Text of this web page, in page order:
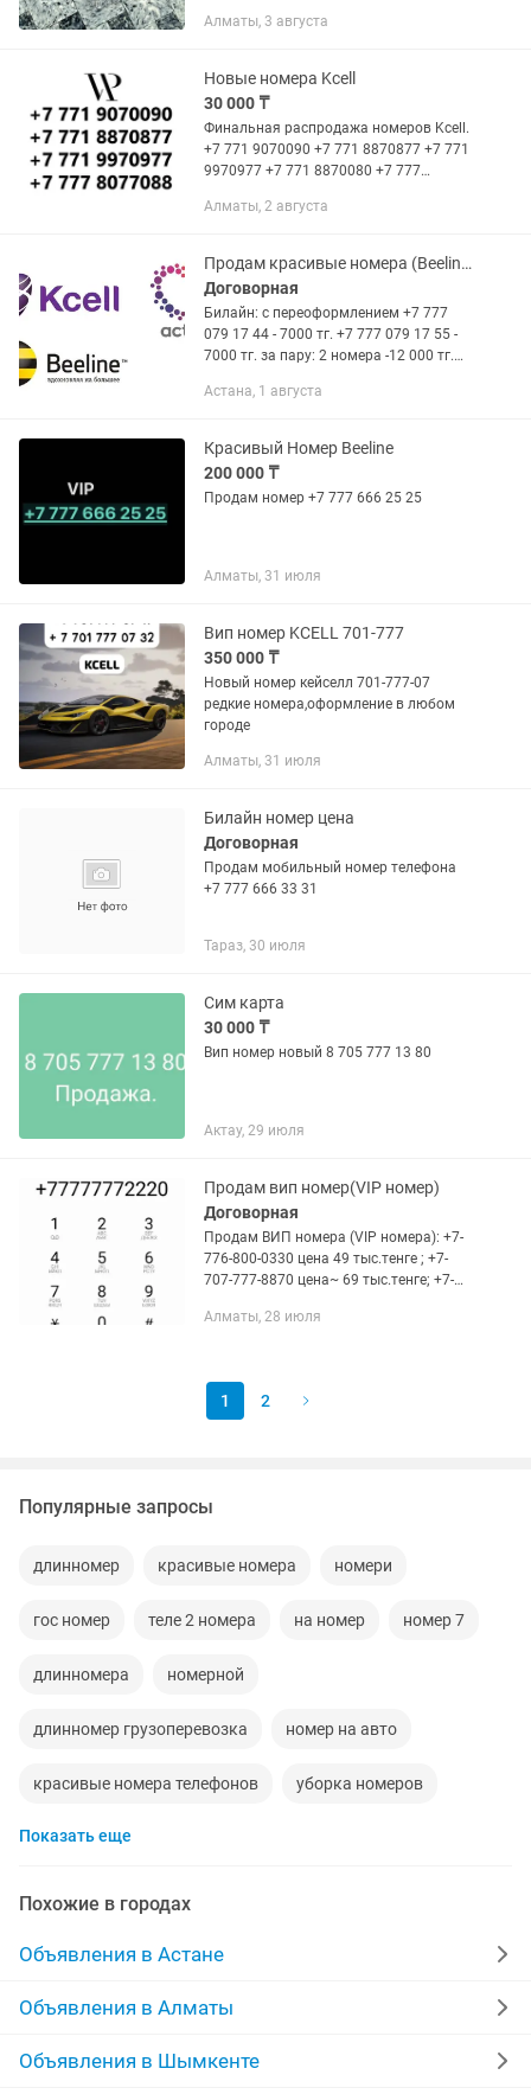
Вам ответим! Тротуарная плитка (3см)
Алматы, 3 августа
Новые номера Kcell
30 000 ₸
Финальная распродажа номеров Kcell.
+7 771 9070090 +7 771 8870877 +7 771
9970977 +7 771 8870080 +7 777
распродажа.
Алматы, 2 августа
Продам красивые номера (Beeline, Актив, и Izi ) С выгодными тарифами
Договорная
Билайн: с переоформлением +7 777
079 17 44 - 7000 тг. +7 777 079 17 55 -
7000 тг. за пару: 2 номера -12 000 тг.
"Promo" +7 771 772 7# 71 = 37 000 тг. В
Астана, 1 августа
Красивый Номер Beeline
200 000 ₸
Продам номер +7 777 666 25 25
Алматы, 31 июля
Вип номер KCELL 701-777
350 000 ₸
Новый номер кейселл 701-777-07
редкие номера,оформление в любом
городе
Алматы, 31 июля
Билайн номер цена
Договорная
Продам мобильный номер телефона
+7 777 666 33 31
Тараз, 30 июля
Сим карта
30 000 ₸
Вип номер новый 8 705 777 13 80
Актау, 29 июля
Продам вип номер(VIP номер)
Договорная
Продам ВИП номера (VIP номерa): +7-
776-800-0330 цена 49 тыс.тенге ; +7-
707-777-8870 цена~ 69 тыс.тенге; +7-
777-777-2220 цена~ 10000 USD$ с
Алматы, 28 июля
1 2
Популярные запросы
длинномер красивые номера номери
гос номер теле 2 номера на номер номер 7
длинномера номерной
длинномер грузоперевозка номер на авто
красивые номера телефонов уборка номеров
длинномер к
длиномера
Показать еще
Похожие в городах
Объявления в Астане
Объявления в Алматы
Объявления в Шымкенте